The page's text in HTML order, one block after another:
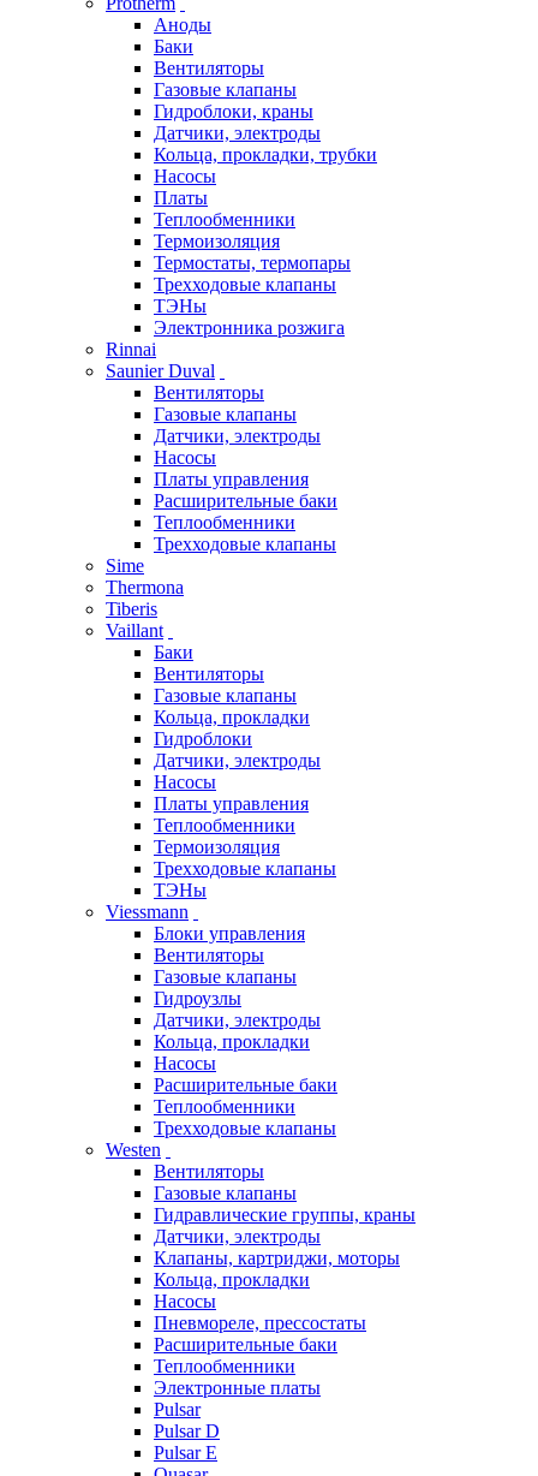
Аноды
Баки
Вентиляторы
Газовые клапаны
Гидроблоки, краны
Датчики, электроды
Кольца, прокладки, трубки
Насосы
Платы
Теплообменники
Термоизоляция
Термостаты, термопары
Трехходовые клапаны
ТЭНы
Электронника розжига
Rinnai
Saunier Duval
Вентиляторы
Газовые клапаны
Датчики, электроды
Насосы
Платы управления
Расширительные баки
Теплообменники
Трехходовые клапаны
Sime
Thermona
Tiberis
Vaillant
Баки
Вентиляторы
Газовые клапаны
Кольца, прокладки
Гидроблоки
Датчики, электроды
Насосы
Платы управления
Теплообменники
Термоизоляция
Трехходовые клапаны
ТЭНы
Viessmann
Блоки управления
Вентиляторы
Газовые клапаны
Гидроузлы
Датчики, электроды
Кольца, прокладки
Насосы
Расширительные баки
Теплообменники
Трехходовые клапаны
Westen
Вентиляторы
Газовые клапаны
Гидравлические группы, краны
Датчики, электроды
Клапаны, картриджи, моторы
Кольца, прокладки
Насосы
Пневмореле, прессостаты
Расширительные баки
Теплообменники
Электронные платы
Pulsar
Pulsar D
Pulsar E